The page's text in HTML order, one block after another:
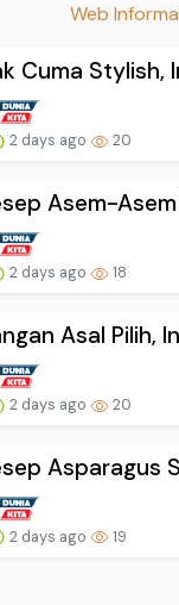
Web
Cuma Stylish,
2 days ago 20
Asem-
2 days ago 18
Asal Pilih,
2 days ago 20
Asparagus
2 days ago 19